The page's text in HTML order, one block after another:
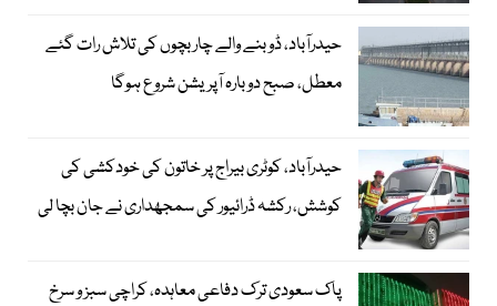
حیدرآباد، ڈوبنے والے چار بچوں کی تلاش رات گئے
معطل، صبح دوبارہ آپریشن شروع ہوگا
حیدرآباد، کوٹری بیراج پر خاتون کی خودکشی کی
کوشش، رکشہ ڈرائیور کی سمجھداری نے جان بچا لی
پاک سعودی ترک دفاعی معاہدہ، کراچی سبز و سرخ